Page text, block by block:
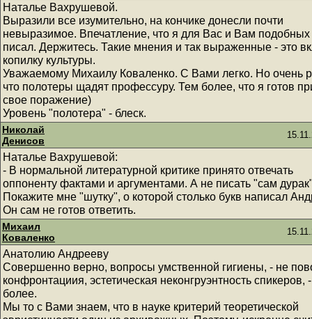
Наталье Вахрушевой.
Выразили все изумительно, на кончике донесли почти
невыразимое. Впечатление, что я для Вас и Вам подобных
писал. Держитесь. Такие мнения и так выраженные - это
копилку культуры.
Уважаемому Михаилу Коваленко. С Вами легко. Но очень
что полотеры щадят профессуру. Тем более, что я готов
свое поражение)
Уровень "полотера" - блеск.
Николай
Денисов
Наталье Вахрушевой:
- В нормальной литературной критике принято отвечать
оппоненту фактами и аргументами. А не писать "сам
Покажите мне "шутку", о которой столько букв написал
Он сам не готов ответить.
Михаил
Коваленко
Анатолию Андрееву
Совершенно верно, вопросы умственной гигиены, - не
конфронтациия, эстетическая неконгруэнтность спикеров,
более.
Мы то с Вами знаем, что в науке критерий теоретической